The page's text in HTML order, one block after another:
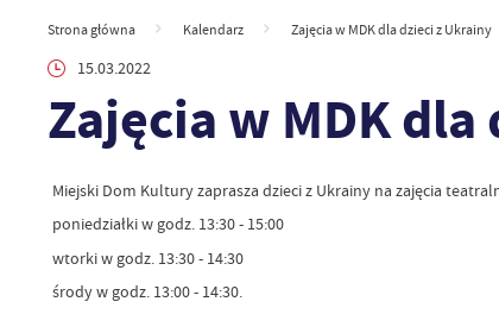
Strona główna Kalendarz Zajęcia w MDK dla dzieci z Ukrainy
15.03.2022
Zajęcia w MDK
Miejski Dom Kultury zaprasza dzieci z Ukrainy na zajęcia
poniedziałki w godz. 13:30 - 15:00
wtorki w godz. 13:30 - 14:30
środy w godz. 13:00 - 14:30.